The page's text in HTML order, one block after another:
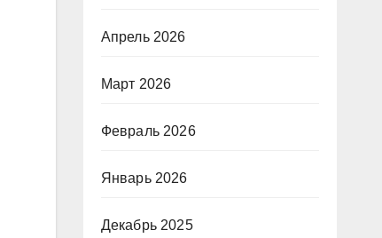
Апрель 2026
Март 2026
Февраль 2026
Январь 2026
Декабрь 2025